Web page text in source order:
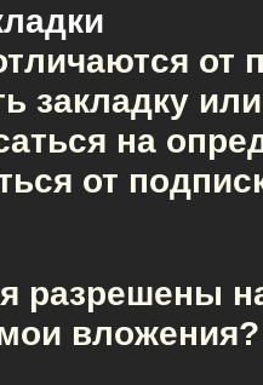
от
закладку
на
от
разрешены
вложения?